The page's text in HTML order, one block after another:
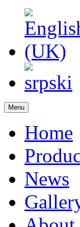
Menu
Home
News